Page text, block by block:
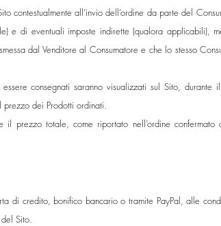
contestualmente all’invio dell’ordine da parte del
e di eventuali imposte indirette (qualora applicabili),
dal Venditore al Consumatore e che lo stesso
consegnati saranno visualizzati sul Sito,
prezzo dei Prodotti ordinati.
prezzo totale, come riportato nell’ordine
di credito, bonifico bancario o tramite PayPal, alle
Sito.